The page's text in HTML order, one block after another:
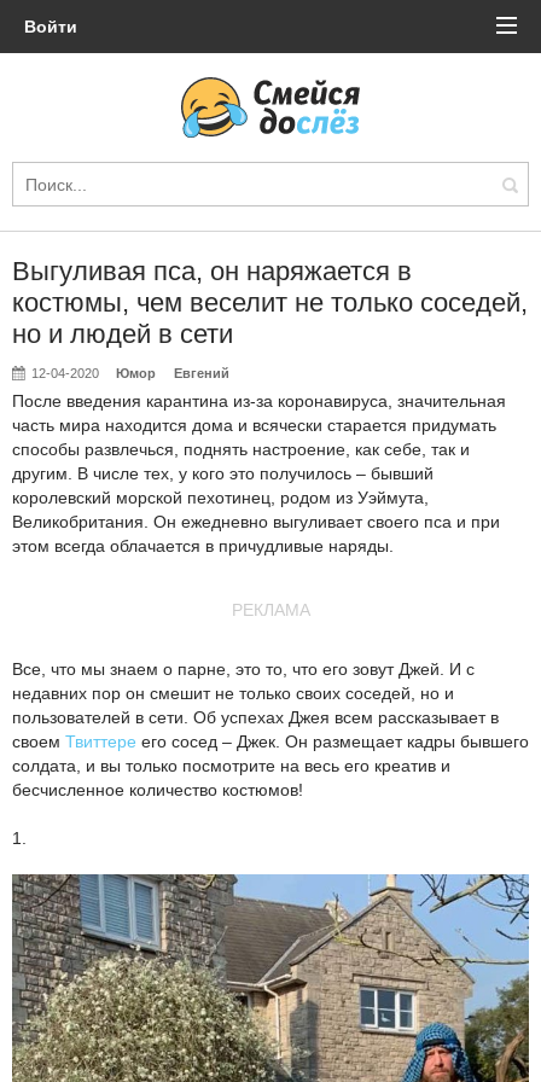
Войти
Выгуливая пса, он наряжается в
костюмы, чем веселит не только соседей,
но и людей в сети
12-04-2020 Юмор Евгений
После введения карантина из-за коронавируса, значительная
часть мира находится дома и всячески старается придумать
способы развлечься, поднять настроение, как себе, так и
другим. В числе тех, у кого это получилось – бывший
королевский морской пехотинец, родом из Уэймута,
Великобритания. Он ежедневно выгуливает своего пса и при
этом всегда облачается в причудливые наряды.
РЕКЛАМА
Все, что мы знаем о парне, это то, что его зовут Джей. И с
недавних пор он смешит не только своих соседей, но и
пользователей в сети. Об успехах Джея всем рассказывает в
своем Твиттере его сосед – Джек. Он размещает кадры бывшего
солдата, и вы только посмотрите на весь его креатив и
бесчисленное количество костюмов!
1.